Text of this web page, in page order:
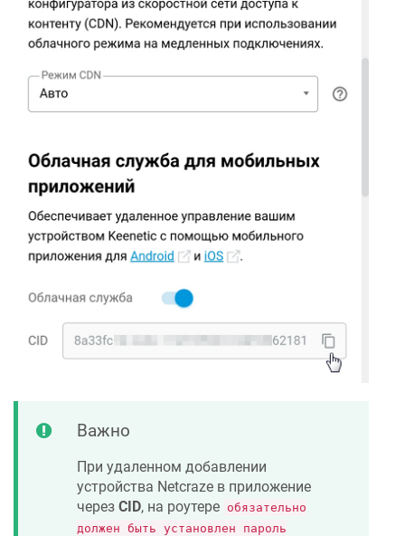
Важно
При удаленном добавлении
устройства Netcraze в приложение
через CID, на роутере обязательно
должен быть установлен пароль